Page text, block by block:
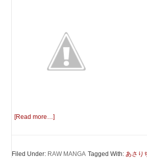
[Read more…]
Filed Under: RAW MANGA Tagged With:あさり